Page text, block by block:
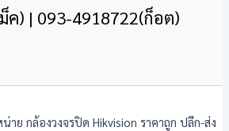
ค) | 093-4918722(ก็อต)
ย กล้องวงจรปิด Hikvision ราคาถูก ปลีก-ส่ง